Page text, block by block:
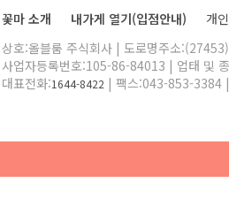
꽃마 소개 내가게 열기(입점안내) 개
상호:올블룸 주식회사 | 도로명주소
사업자등록번호:105-86-84013 | 업태 및
대표전화:1644-8422 | 팩스:043-853-3384